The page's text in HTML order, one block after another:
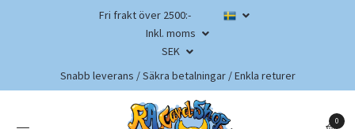
Fri frakt över 2500:-
Inkl. moms
SEK
Snabb leverans / Säkra betalningar / Enkla returer
0